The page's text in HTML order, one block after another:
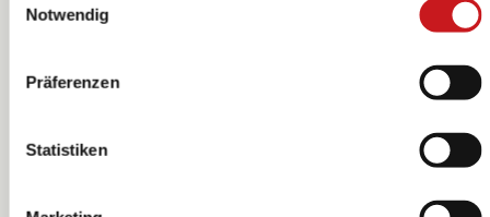
mehr darüber, wer wir sind, wie Sie uns kontaktieren
können und wie wir personenbezogene Daten verarbeiten.
Notwendig
Präferenzen
Statistiken